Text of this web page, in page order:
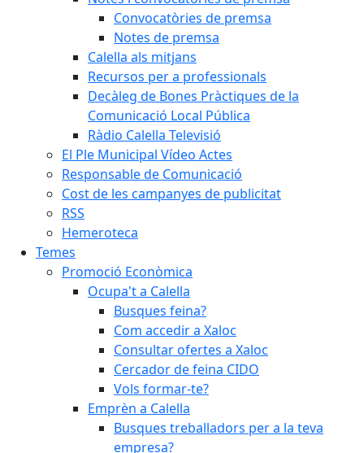
Convocatòries de premsa
Notes de premsa
Calella als mitjans
Recursos per a professionals
Decàleg de Bones Pràctiques de la
Comunicació Local Pública
Ràdio Calella Televisió
El Ple Municipal Vídeo Actes
Responsable de Comunicació
Cost de les campanyes de publicitat
RSS
Hemeroteca
Temes
Promoció Econòmica
Ocupa't a Calella
Busques feina?
Com accedir a Xaloc
Consultar ofertes a Xaloc
Cercador de feina CIDO
Vols formar-te?
Emprèn a Calella
Busques treballadors per a la teva
empresa?